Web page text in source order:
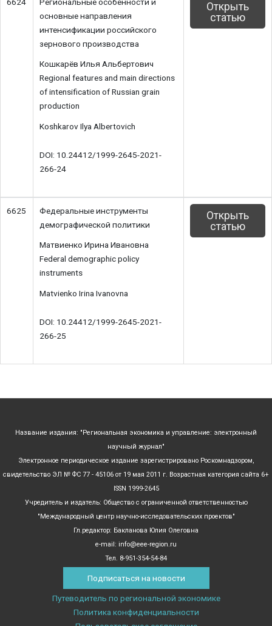
основные направления
интенсификации российского
зернового производства
Кошкарёв Илья Альбертович
Regional features and main directions
of intensification of Russian grain
production
Koshkarov Ilya Albertovich
DOI: 10.24412/1999-2645-2021-
266-24
Открыть
статью
6625
Федеральные инструменты
демографической политики
Матвиенко Ирина Ивановна
Federal demographic policy
instruments
Matvienko Irina Ivanovna
DOI: 10.24412/1999-2645-2021-
266-25
Открыть
статью
Название издания: "Региональная экономика и управление: электронный
научный журнал"
Электронное периодическое издание зарегистрировано Роскомнадзором,
свидетельство ЭЛ № ФС 77 - 45106 от 19 мая 2011 г. Возрастная категория сайта 6+
ISSN 1999-2645
Учредитель и издатель: Общество с ограниченной ответственностью
"Международный центр научно-исследовательских проектов"
Гл.редактор: Бакланова Юлия Олеговна
e-mail: info@eee-region.ru
Тел. 8-951-354-54-84
Подписаться на новости
Путеводитель по региональной экономике
Политика конфиденциальности